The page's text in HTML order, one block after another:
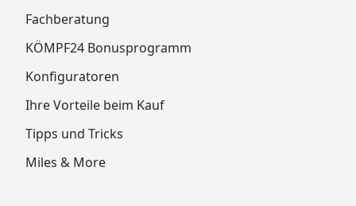
Fachberatung
KÖMPF24 Bonusprogramm
Konfiguratoren
Ihre Vorteile beim Kauf
Tipps und Tricks
Miles & More